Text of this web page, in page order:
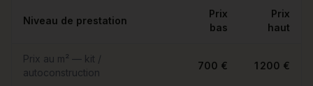
Niveau de prestation
Prix
bas
Prix
haut
Prix au m² — kit /
autoconstruction
700 € 1 200 €